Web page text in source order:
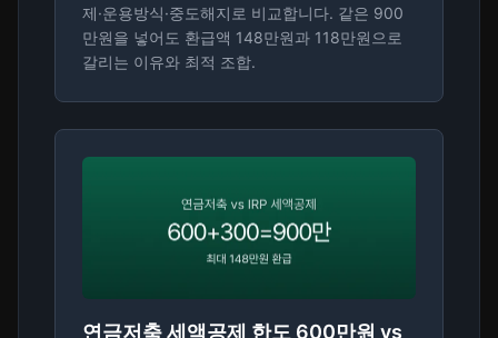
제·운용방식·중도해지로 비교합니다. 같은 900
만원을 넣어도 환급액 148만원과 118만원으로
갈리는 이유와 최적 조합.
연금저축 세액공제 한도 600만원 vs